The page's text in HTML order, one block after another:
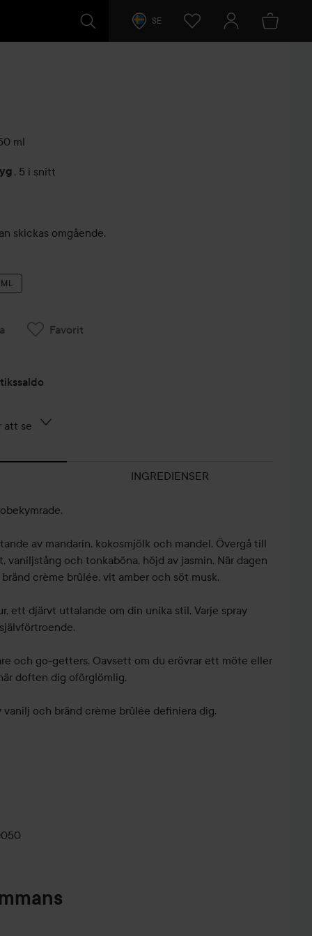
SE
ml
, 5 i snitt
skickas omgående.
Favorit
att se
INGREDIENSER
av mandarin, kokosmjölk och mandel. Övergå till
vaniljstång och tonkaböna, höjd av jasmin. När dagen
crème brûlée, vit amber och söt musk.
ett djärvt uttalande om din unika stil. Varje spray
och go-getters. Oavsett om du erövrar ett möte eller
doften dig oförglömlig.
och bränd crème brûlée definiera dig.